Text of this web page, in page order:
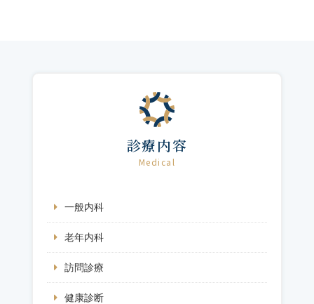
診療内容
Medical
一般内科
老年内科
訪問診療
健康診断